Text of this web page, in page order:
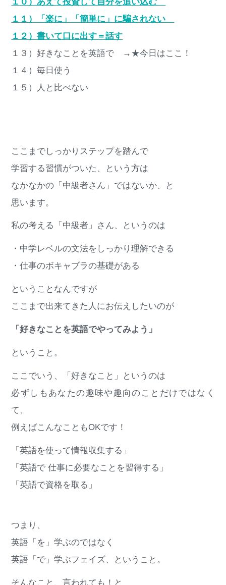
１１）「楽に」「簡単に」に騙されない
１２）書いて口に出す＝話す
１３）好きなことを英語で →★今日はここ！
１４）毎日使う
１５）人と比べない
ここまでしっかりステップを踏んで
学習する習慣がついた、という方は
なかなかの「中級者さん」ではないか、と
思います。
私の考える「中級者」さん、というのは
・中学レベルの文法をしっかり理解できる
・仕事のボキャブラの基礎がある
ということなんですが
ここまで出来てきた人にお伝えしたいのが
「好きなことを英語でやってみよう」
ということ。
ここでいう、「好きなこと」というのは
必ずしもあなたの趣味や趣向のことだけではなく
て、
例えばこんなこともOKです！
「英語を使って情報収集する」
「英語で 仕事に必要なことを習得する」
「英語で資格を取る」
つまり、
英語「を」学ぶのではなく
英語「で」学ぶフェイズ、ということ。
そんなこと、言われても！と